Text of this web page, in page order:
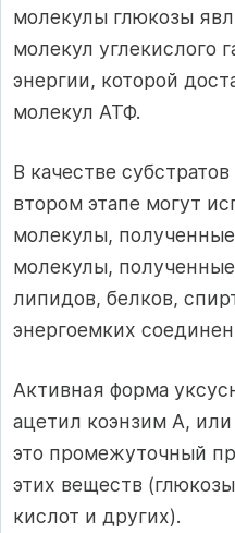
молекулы глюкозы
молекул углекислого
энергии, которой
молекул АТФ.
В качестве
втором этапе могут
молекулы,
молекулы,
липидов, белков,
энергоемких
Активная форма
ацетил коэнзим А,
это промежуточный
этих веществ
кислот и других).